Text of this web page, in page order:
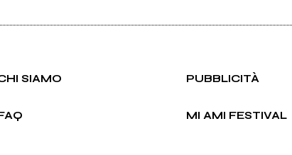
SIAMO PUBBLICITÀ
MI AMI FESTIVAL